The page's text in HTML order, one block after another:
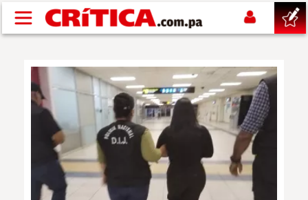
Pasar al contenido principal
SUCESOS
NACIONAL